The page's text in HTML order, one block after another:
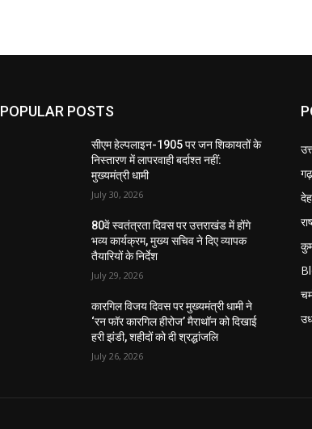
POPULAR POSTS
सीएम हेल्पलाइन-1905 पर जन शिकायतों के
निस्तारण में लापरवाही बर्दाश्त नहीं:
मुख्यमंत्री धामी
July 30, 2026
80वें स्वतंत्रता दिवस पर उत्तराखंड में होंगे
भव्य कार्यक्रम, मुख्य सचिव ने दिए व्यापक
तैयारियों के निर्देश
July 29, 2026
कारगिल विजय दिवस पर मुख्यमंत्री धामी ने
‘रन फॉर कारगिल हीरोज’ मैराथॉन को दिखाई
हरी झंडी, शहीदों को दी श्रद्धांजलि
July 26, 2026